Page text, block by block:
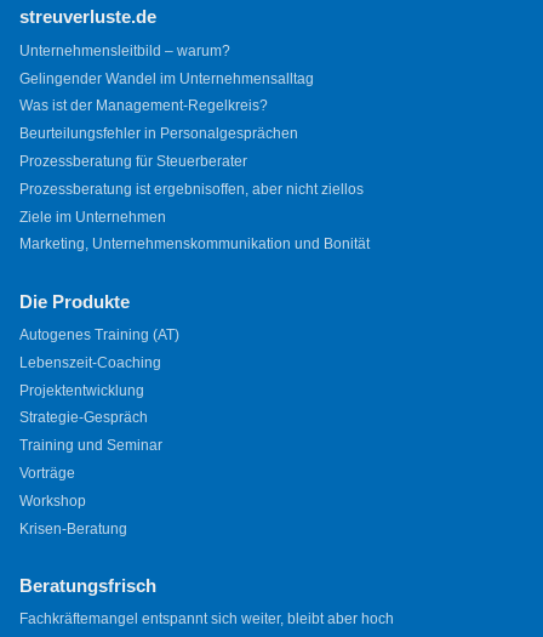
streuverluste.de
Unternehmensleitbild – warum?
Gelingender Wandel im Unternehmensalltag
Was ist der Management-Regelkreis?
Beurteilungsfehler in Personalgesprächen
Prozessberatung für Steuerberater
Prozessberatung ist ergebnisoffen, aber nicht ziellos
Ziele im Unternehmen
Marketing, Unternehmenskommunikation und Bonität
Die Produkte
Autogenes Training (AT)
Lebenszeit-Coaching
Projektentwicklung
Strategie-Gespräch
Training und Seminar
Vorträge
Workshop
Krisen-Beratung
Beratungsfrisch
Fachkräftemangel entspannt sich weiter, bleibt aber hoch